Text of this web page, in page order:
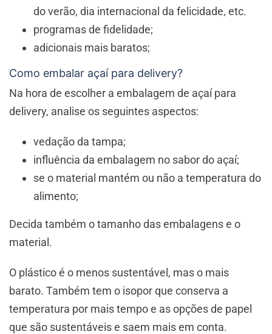
do verão, dia internacional da felicidade, etc.
programas de fidelidade;
adicionais mais baratos;
Como embalar açaí para delivery?
Na hora de escolher a embalagem de açaí para
delivery, analise os seguintes aspectos:
vedação da tampa;
influência da embalagem no sabor do açaí;
se o material mantém ou não a temperatura do
alimento;
Decida também o tamanho das embalagens e o
material.
O plástico é o menos sustentável, mas o mais
barato. Também tem o isopor que conserva a
temperatura por mais tempo e as opções de papel
que são sustentáveis e saem mais em conta.